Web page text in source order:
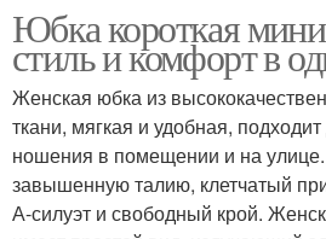
Юбка короткая
стиль и комфорт в
Женская юбка из
ткани, мягкая и удобная,
ношения в помещении и на
завышенную талию, клетчатый
А-силуэт и свободный крой.